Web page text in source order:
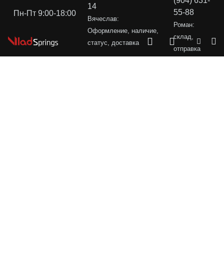
Пн-Пт 9:00-18:00
14
Вячеслав:
Оформление, наличие,
статус, доставка
55-88
Роман:
склад,
отправка